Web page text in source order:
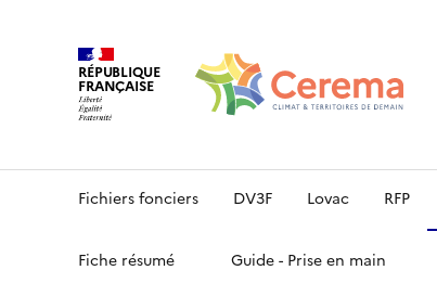
RÉPUBLIQUE
FRANÇAISE
Fichiers fonciers DV3F Lovac RFP
Fiche résumé Guide - Prise en main